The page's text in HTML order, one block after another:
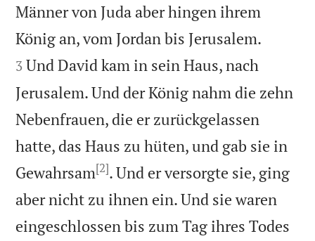
Männer von Juda aber hingen ihrem
König an, vom Jordan bis Jerusalem.
3 Und David kam in sein Haus, nach
Jerusalem. Und der König nahm die zehn
Nebenfrauen, die er zurückgelassen
hatte, das Haus zu hüten, und gab sie in
Gewahrsam[2]. Und er versorgte sie, ging
aber nicht zu ihnen ein. Und sie waren
eingeschlossen bis zum Tag ihres Todes